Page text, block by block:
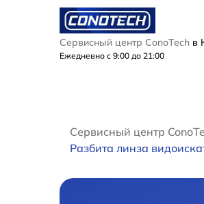
Сервисный центр ConoTech в
Ежедневно с 9:00 до 21:00
Сервисный центр
Разбита линза